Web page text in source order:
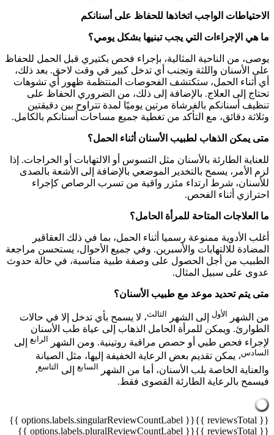
الاحتياطات الواجب اتخاذها للحفاظ على أسنانكم
ما هي الإجراءات التي يجب تبنيها بشكل يومي؟
يوصى، من الناحية المثالية، بإجراء فحص بكتيري قبل الحمل للحفاظ
على الأسنان واللثة وتجنب أي تدخل كبير في وقت لاحق. بعد ذلك،
أي أثناء الحمل، ستكتشف الفحوصات المنتظمة ظهور أي تشوهات
تحتاج إلى العلاج. بالإضافة إلى ذلك، من الضروري الحفاظ على
تنظيف أسنانكم بالفرشاة مرتين يوميًا لمدة تتراوح بين دقيقتين
وثلاثة دقائق، مع التأكد من تغطية جميع مساحات أسنانكم بالكامل.
متى يمكن الذهاب لطبيب الأسنان أثناء الحمل؟
للعناية الطارئة بالأسنان مثل التسوس أو الالتهابات أو الخراجات. إذا
لزم الأمر، يسمح بالتخدير الموضعي بالإضافة إلى الأشعة بالصدى
للأسنان، شرط ارتداء مئزر واقية من تسرب الرصاص كإجراء
احترازي أثناء الفحص.
ما العلاجات المتاحة للمرأة الحامل؟
أغلب الأدوية ممنوعة رسميا أثناء الحمل، بما في ذلك العقاقير
المضادة للالتهابات والأسبرين. وفي جميع الأحوال، يستحسن مراجعة
الطبيب من أجل الحصول على وصفة طبية مناسبة، في حالة حدوث
عدوى على سبيل المثال.
متى يتم تحديد موعد مع طبيب الأسنان؟
من الشهر الأول إلى الشهر الثالث، لا يسمح بأي تدخل إلا في حالات
الطوارئ. ويمكن للمرأة الحامل الذهاب إلى عياة طب الأسنان
لإجراء فحص طبي أو حصص مراقبة روتينية. ومن الشهر
الرابع إلى
السادس، يمكن تقديم بعض الرعاية الخفيفة إليها، مثل الصيانة
والعناية الخاصة بلب الأسنان، أما من الشهر
السابع إلى التاسع،
فيسمح بالرعاية الطارئة القصوى فقط.
{{ reviewsTotal }}
{{ options.labels.singularReviewCountLabel }}
{{ reviewsTotal }}
{{ options.labels.pluralReviewCountLabel }}